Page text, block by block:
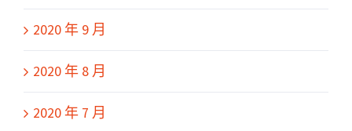
2020 年 9 月
2020 年 8 月
2020 年 7 月